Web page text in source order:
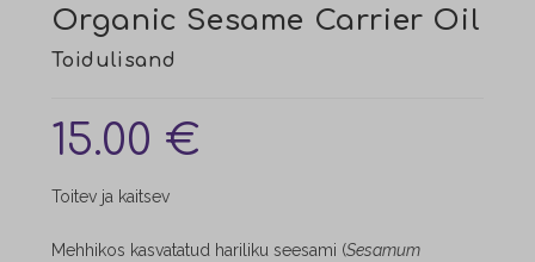
Organic Sesame Carrier Oil
15.00 €
Toitev ja kaitsev
Mehhikos kasvatatud hariliku seesami (Sesamum